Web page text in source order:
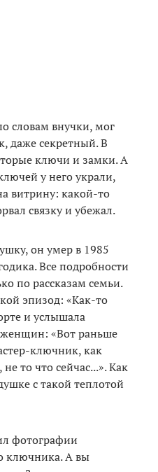
словам внучки, мог
даже секретный. В
ключи и замки. А
у него украли,
витрину: какой-то
связку и убежал.
он умер в 1985
Все подробности
по рассказам семьи.
эпизод: «Как-то
и услышала
«Вот раньше
ключник, как
то что сейчас...». Как
с такой теплотой
фотографии
ключника. А вы